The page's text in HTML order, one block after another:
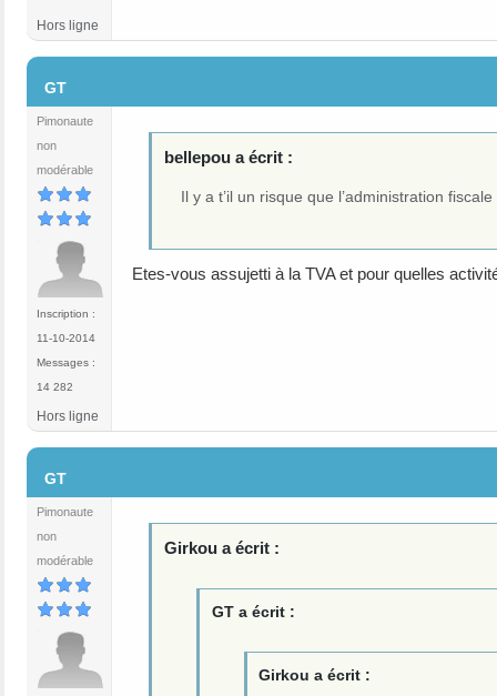
Hors ligne
GT
Pimonaute
non
modérable
Inscription :
11-10-2014
Messages :
14 282
bellepou a écrit :
Il y a t’il un risque que l’administration
Etes-vous assujetti à la TVA et pour quelles
Hors ligne
GT
Pimonaute
non
modérable
Girkou a écrit :
GT a écrit :
Girkou a écrit :